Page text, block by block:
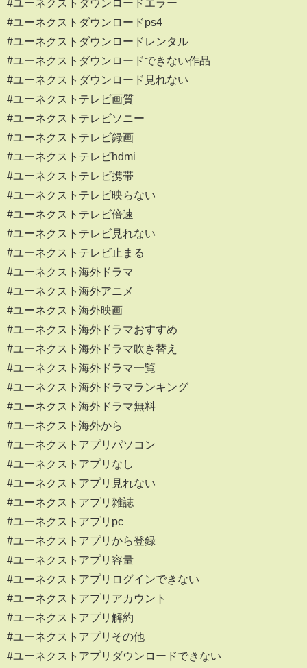
#ユーネクストダウンロードエラー
#ユーネクストダウンロードps4
#ユーネクストダウンロードレンタル
#ユーネクストダウンロードできない作品
#ユーネクストダウンロード見れない
#ユーネクストテレビ画質
#ユーネクストテレビソニー
#ユーネクストテレビ録画
#ユーネクストテレビhdmi
#ユーネクストテレビ携帯
#ユーネクストテレビ映らない
#ユーネクストテレビ倍速
#ユーネクストテレビ見れない
#ユーネクストテレビ止まる
#ユーネクスト海外ドラマ
#ユーネクスト海外アニメ
#ユーネクスト海外映画
#ユーネクスト海外ドラマおすすめ
#ユーネクスト海外ドラマ吹き替え
#ユーネクスト海外ドラマ一覧
#ユーネクスト海外ドラマランキング
#ユーネクスト海外ドラマ無料
#ユーネクスト海外から
#ユーネクストアプリパソコン
#ユーネクストアプリなし
#ユーネクストアプリ見れない
#ユーネクストアプリ雑誌
#ユーネクストアプリpc
#ユーネクストアプリから登録
#ユーネクストアプリ容量
#ユーネクストアプリログインできない
#ユーネクストアプリアカウント
#ユーネクストアプリ解約
#ユーネクストアプリその他
#ユーネクストアプリダウンロードできない